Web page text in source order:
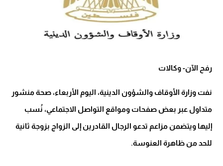
رفح الآن- وكالات
نفت وزارة الأوقاف والشؤون الدينية، اليوم الأربعاء، صحة منشور
متداول عبر بعض صفحات ومواقع التواصل الاجتماعي، نُسب
إليها ويتضمن مزاعم تدعو الرجال القادرين إلى الزواج بزوجة ثانية
للحد من ظاهرة العنوسة.